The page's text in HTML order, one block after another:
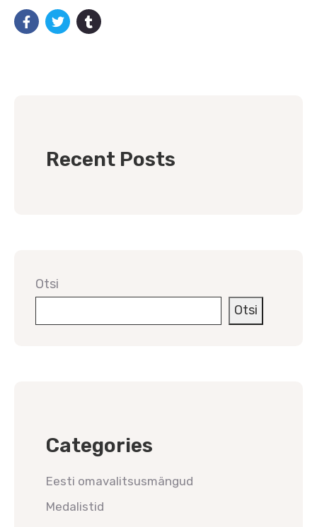
Recent Posts
Otsi
Otsi
Categories
Eesti omavalitsusmängud
Medalistid